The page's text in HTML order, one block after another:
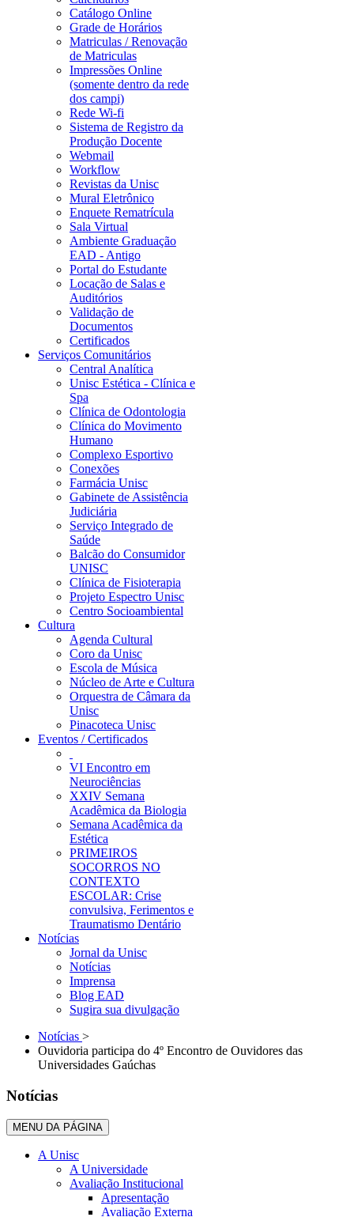
Catálogo Online
Grade de Horários
Matriculas / Renovação
de Matriculas
Impressões Online
(somente dentro da rede
dos campi)
Rede Wi-fi
Sistema de Registro da
Produção Docente
Webmail
Workflow
Revistas da Unisc
Mural Eletrônico
Enquete Rematrícula
Sala Virtual
Ambiente Graduação
EAD - Antigo
Portal do Estudante
Locação de Salas e
Auditórios
Validação de
Documentos
Certificados
Serviços Comunitários
Central Analítica
Unisc Estética - Clínica e
Spa
Clínica de Odontologia
Clínica do Movimento
Humano
Complexo Esportivo
Conexões
Farmácia Unisc
Gabinete de Assistência
Judiciária
Serviço Integrado de
Saúde
Balcão do Consumidor
UNISC
Clínica de Fisioterapia
Projeto Espectro Unisc
Centro Socioambiental
Cultura
Agenda Cultural
Coro da Unisc
Escola de Música
Núcleo de Arte e Cultura
Orquestra de Câmara da
Unisc
Pinacoteca Unisc
Eventos / Certificados
VI Encontro em
Neurociências
XXIV Semana
Acadêmica da Biologia
Semana Acadêmica da
Estética
PRIMEIROS
SOCORROS NO
CONTEXTO
ESCOLAR: Crise
convulsiva, Ferimentos e
Traumatismo Dentário
Notícias
Jornal da Unisc
Notícias
Imprensa
Blog EAD
Sugira sua divulgação
Notícias >
Ouvidoria participa do 4º Encontro de Ouvidores das
Universidades Gaúchas
Notícias
MENU DA PÁGINA
A Unisc
A Universidade
Avaliação Institucional
Apresentação
Avaliação Externa